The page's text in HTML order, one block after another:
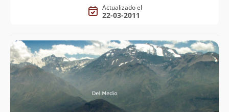
Actualizado el
22-03-2011